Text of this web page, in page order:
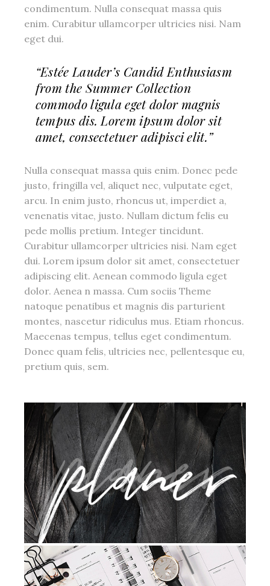
condimentum. Nulla consequat massa quis
enim. Curabitur ullamcorper ultricies nisi. Nam
eget dui.
“Estée Lauder’s Candid Enthusiasm
from the Summer Collection
commodo ligula eget dolor magnis
tempus dis. Lorem ipsum dolor sit
amet, consectetuer adipisci elit.”
Nulla consequat massa quis enim. Donec pede
justo, fringilla vel, aliquet nec, vulputate eget,
arcu. In enim justo, rhoncus ut, imperdiet a,
venenatis vitae, justo. Nullam dictum felis eu
pede mollis pretium. Integer tincidunt.
Curabitur ullamcorper ultricies nisi. Nam eget
dui. Lorem ipsum dolor sit amet, consectetuer
adipiscing elit. Aenean commodo ligula eget
dolor. Aenea n massa. Cum sociis Theme
natoque penatibus et magnis dis parturient
montes, nascetur ridiculus mus. Etiam rhoncus.
Maecenas tempus, tellus eget condimentum.
Donec quam felis, ultricies nec, pellentesque eu,
pretium quis, sem.